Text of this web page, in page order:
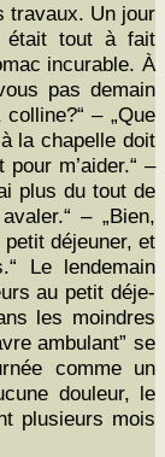
travaux. Un jour
était tout à fait
incur­able. À
pas demain
– „Que
la chapelle doit
m’aider.“ –
plus du tout de
– „Bien,
déje­uner, et
Le lende­main
au petit déje­
les moin­dres
ambu­lant” se
comme un
douleur, le
plusieurs mois